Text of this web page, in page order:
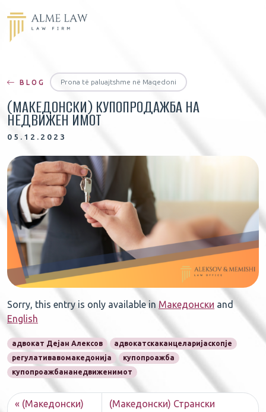
BLOG Prona të paluajtshme në Maqedoni
(МАКЕДОНСКИ) КУПОПРОДАЖБА НА
НЕДВИЖЕН ИМОТ
05.12.2023
Sorry, this entry is only available in Македонски and
English
адвокат Дејан Алексов
адвокатскаканцеларијаскопје
регулативавомакедонија
купопроажба
купопроажбананедвиженимот
(Македонски)
(Македонски) Странски